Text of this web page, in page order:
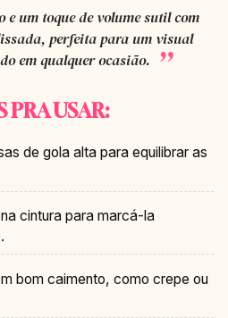
um toque de volume sutil com
perfeita para um visual
em qualquer ocasião.
PRA USAR:
de gola alta para equilibrar as
cintura para marcá-la
bom caimento, como crepe ou